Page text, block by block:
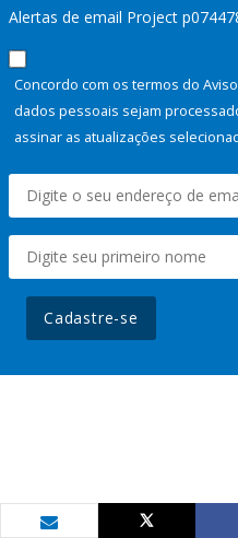
Alertas de email Project
Concordo com os termos do
dados pessoais sejam
assinar as atualizações
Cadastre-se